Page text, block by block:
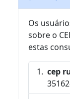
Os
sobre o
estas
cep